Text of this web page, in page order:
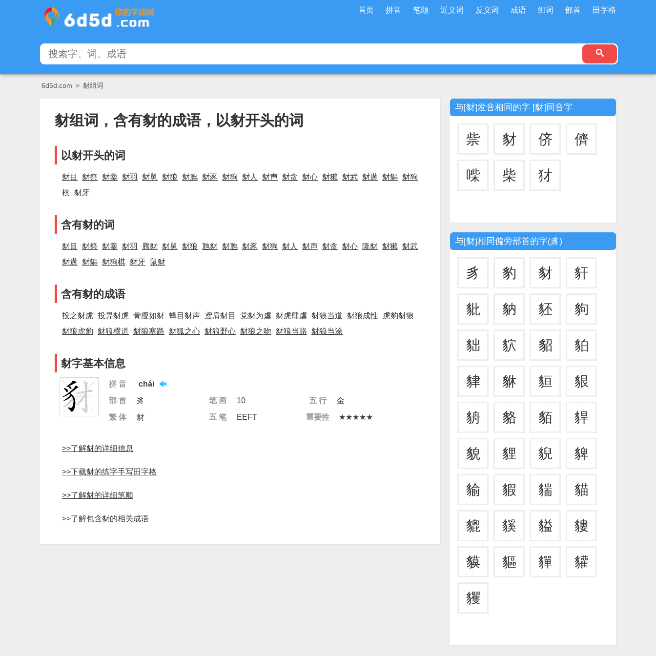
首页 拼音 笔顺 近义词 反义词 成语 组词 部首 田字格
6d5d.com > 豺组词
豺组词，含有豺的成语，以豺开头的词
以豺开头的词
豺目 豺祭 豺羹 豺羽 豺舅 豺狼 豺虺 豺豕 豺狗 豺人 豺声 豺贪 豺心 豺獭 豺武 豺遘 豺貙 豺狗
棋 豺牙
含有豺的词
豺目 豺祭 豺羹 豺羽 腾豺 豺舅 豺狼 虺豺 豺虺 豺豕 豺狗 豺人 豺声 豺贪 豺心 隆豺 豺獭 豺武
豺遘 豺貙 豺狗棋 豺牙 鼠豺
含有豺的成语
投之豺虎 投畀豺虎 骨瘦如豺 蜂目豺声 鸢肩豺目 党豺为虐 豺虎肆虐 豺狼当道 豺狼成性
虎豹豺狼
豺狼虎豹 豺狼横道 豺狼塞路 豺狐之心 豺狼野心 豺狼之吻 豺狼当路 豺狼当涂
豺字基本信息
拼 音
chái
部 首
豸 笔 画 10 五 行
金
繁 体
豺 五 笔 EEFT 重要性 ★★★★★
>>了解豺的详细信息
>>下载豺的练字手写田字格
>>了解豺的详细笔顺
>>了解包含豺的相关成语
与[豺]发音相同的字 [豺]同音字
祡 豺 侪 儕
喍 柴 犲
与[豺]相同偏旁部首的字(豸)
豸 豹 豺 豻
豼 豽 豾 豿
貀 貁 貂 貃
貄 貅 貆 貇
貈 貉 貊 貋
貌 貍 貎 貏
貐 貑 貒 貓
貔 貕 貖 貗
貘 貙 貚 貛
貜